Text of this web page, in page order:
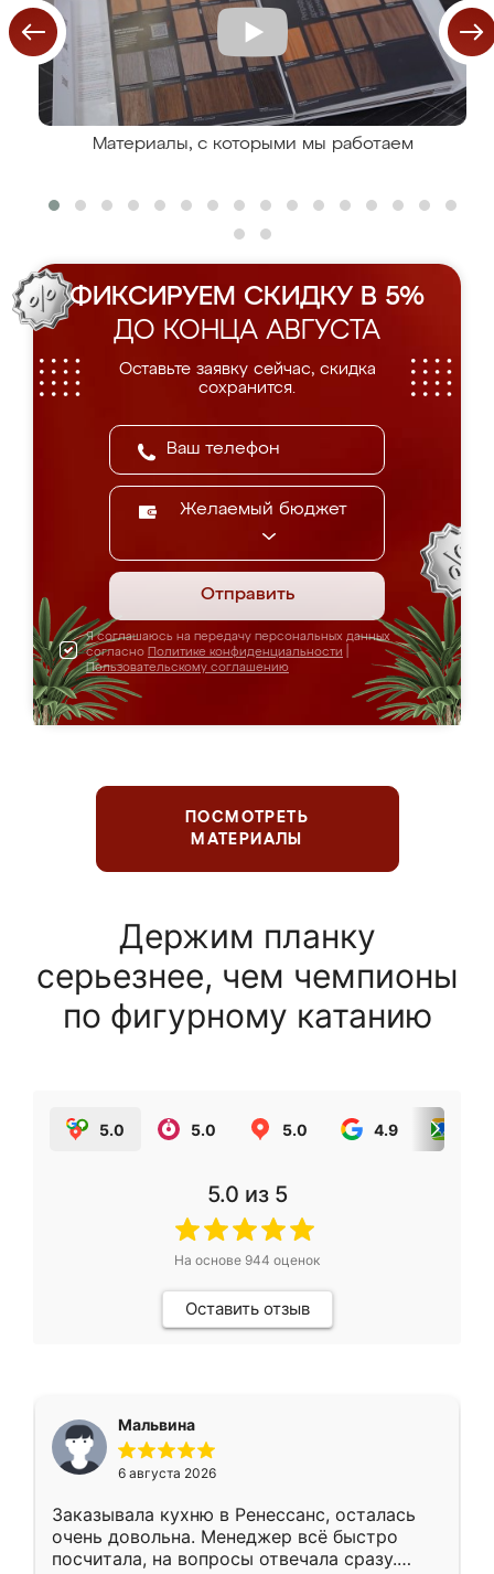
Материалы, с которыми мы работаем
ФИКСИРУЕМ СКИДКУ В 5%
ДО КОНЦА АВГУСТА
Оставьте заявку сейчас, скидка
сохранится.
Желаемый бюджет
Отправить
Я соглашаюсь на передачу персональных данных
согласно Политике конфиденциальности
Пользовательскому соглашению
ПОСМОТРЕТЬ
МАТЕРИАЛЫ
Держим планку
серьезнее, чем чемпионы
по фигурному катанию
5.0 5.0 5.0 4.9
5.0 из 5
На основе 944 оценок
Оставить отзыв
Мальвина
6 августа 2026
Заказывала кухню в Ренессанс, осталась
очень довольна. Менеджер всё быстро
посчитала, на вопросы отвечала сразу.